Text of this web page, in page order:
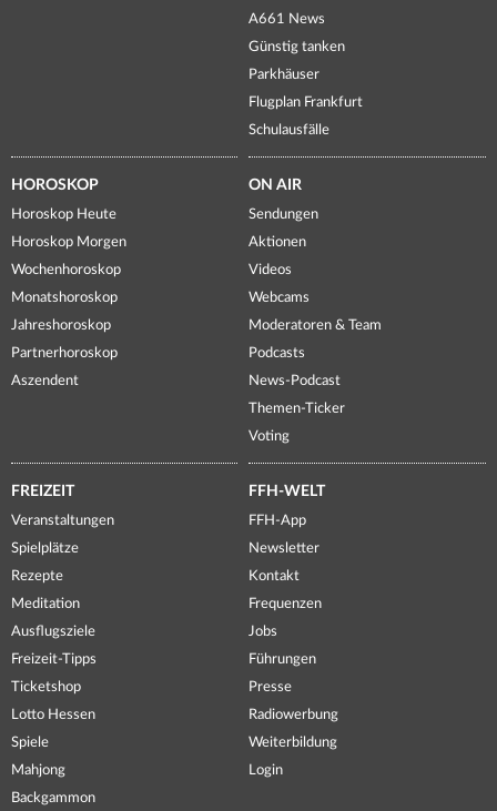
A661 News
Günstig tanken
Parkhäuser
Flugplan Frankfurt
Schulausfälle
HOROSKOP
Horoskop Heute
Horoskop Morgen
Wochenhoroskop
Monatshoroskop
Jahreshoroskop
Partnerhoroskop
Aszendent
ON AIR
Sendungen
Aktionen
Videos
Webcams
Moderatoren & Team
Podcasts
News-Podcast
Themen-Ticker
Voting
FREIZEIT
Veranstaltungen
Spielplätze
Rezepte
Meditation
Ausflugsziele
Freizeit-Tipps
Ticketshop
Lotto Hessen
Spiele
Mahjong
Backgammon
FFH-WELT
FFH-App
Newsletter
Kontakt
Frequenzen
Jobs
Führungen
Presse
Radiowerbung
Weiterbildung
Login